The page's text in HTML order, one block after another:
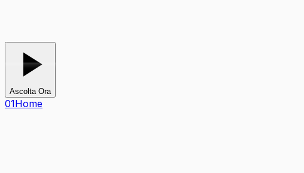
Ascolta Ora
01Home